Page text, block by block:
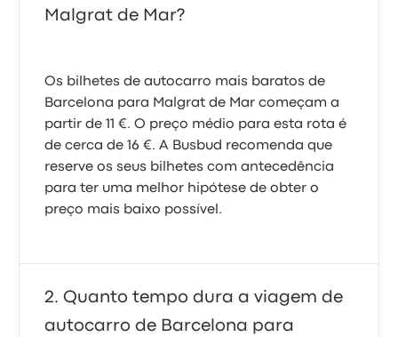
Malgrat de Mar?
Os bilhetes de autocarro mais baratos de
Barcelona para Malgrat de Mar começam a
partir de 11 €. O preço médio para esta rota é
de cerca de 16 €. A Busbud recomenda que
reserve os seus bilhetes com antecedência
para ter uma melhor hipótese de obter o
preço mais baixo possível.
Quanto tempo dura a viagem de
autocarro de Barcelona para